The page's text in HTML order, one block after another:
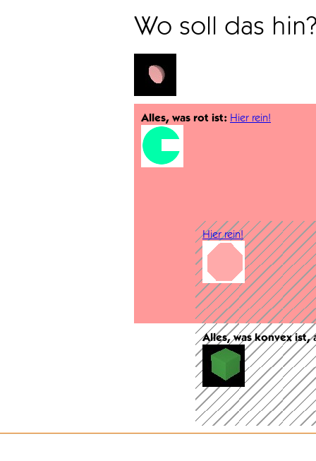
Wo soll das
Alles, was rot ist: Hier rein!
Hier rein!
Alles, was konvex